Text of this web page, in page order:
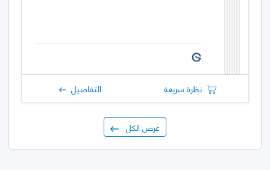
نظرة سريعة التفاصيل
عرض الكل